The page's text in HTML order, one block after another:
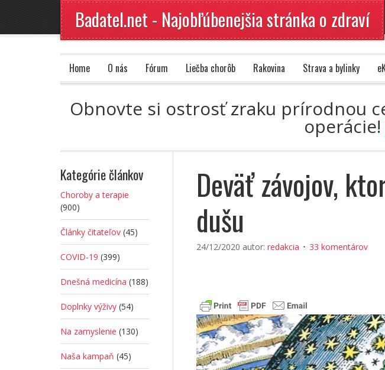
Badatel.net - Najobľúbenejšia stránka o zdraví
Home O nás Fórum Liečba chorôb Rakovina Strava a bylinky
Obnovte si ostrosť zraku prírodnou
operácie!
Deväť závojov,
dušu
24/12/2020 autor: redakcia 33 komentárov
Kategórie článkov
Choroby a terapie
(900)
Články čitateľov (45)
COVID-19 (399)
Dnešná medicína (188)
Doplnky výživy (54)
Na zamyslenie (130)
Naša kampaň (45)